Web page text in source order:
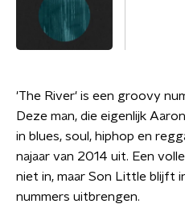
'The River' is een groovy
Deze man, die eigenlijk
in blues, soul, hiphop en
najaar van 2014 uit. Een
niet in, maar Son Little blijft
nummers uitbrengen.